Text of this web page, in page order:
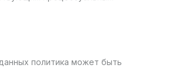
политика может быть